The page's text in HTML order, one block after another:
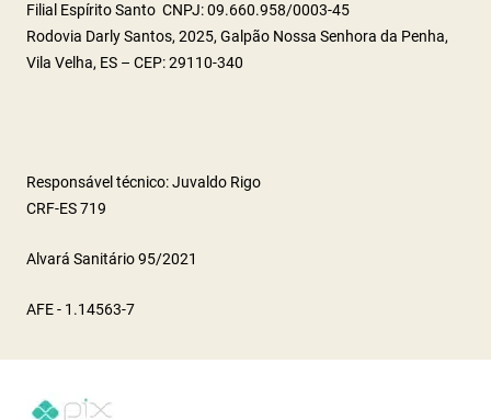
Filial Espírito Santo CNPJ: 09.660.958/0003-45
Rodovia Darly Santos, 2025, Galpão Nossa Senhora da Penha,
Vila Velha, ES – CEP: 29110-340
Responsável técnico: Juvaldo Rigo
CRF-ES 719
Alvará Sanitário 95/2021
AFE - 1.14563-7